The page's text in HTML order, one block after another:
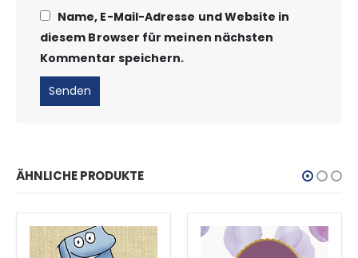
Name, E-Mail-Adresse und Website in
diesem Browser für meinen nächsten
Kommentar speichern.
ÄHNLICHE PRODUKTE